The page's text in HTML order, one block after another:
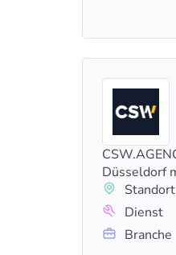
Düsseldorf
Standort
Dienst
Branche